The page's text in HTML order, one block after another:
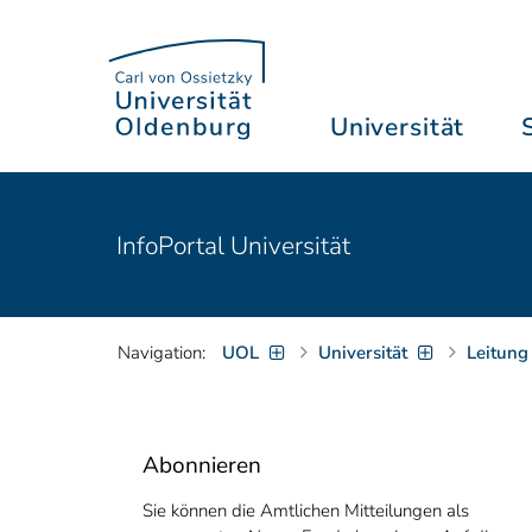
Universität
InfoPortal Universität
Navigation: UOL Universität
Abonnieren
Sie können die Amtlichen Mitteilungen als